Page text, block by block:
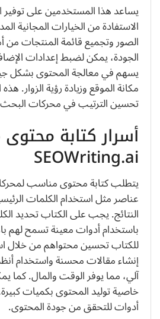
يساعد هذا المستخدمين على
الاستفادة من الخيارات المجانية
الصور وتجميع قائمة المنتجات
الجودة، يمكن لضبط إعدادات
يسهم في معالجة المحتوى بشكل
مكانة الموقع وزيادة رؤية
تحسين الترتيب في محركات البحث
أسرار كتابة
SEOWriting.ai
يتطلب كتابة محتوى مناسب
عناصر مثل استخدام الكلمات
النتائج. يجب على الكتاب تحديد
باستخدام أدوات معينة تسمح لهم
للكتاب تحسين محتواهم من خلال
إنشاء مقالات محسنة واستخدام
آلي، مما يوفر الوقت والمال. كما
خاصية توليد المحتوى بكميات
أدوات للتحقق من جودة المحتوى.